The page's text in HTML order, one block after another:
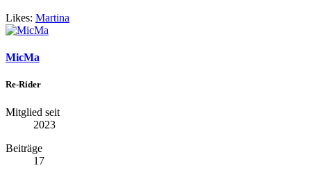
Likes: Martina
MicMa
Re-Rider
Mitglied seit
2023
Beiträge
17